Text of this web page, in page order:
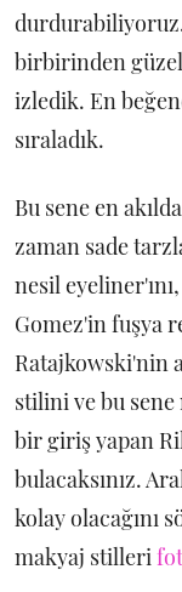
durdurabiliyoruz.
birbirinden
izledik. En
sıraladık.
Bu sene en
zaman sade
nesil
Gomez'in fuşya
Ratajkowski'nin
stilini ve bu sene
bir giriş yapan
bulacaksınız.
kolay olacağını
makyaj stilleri